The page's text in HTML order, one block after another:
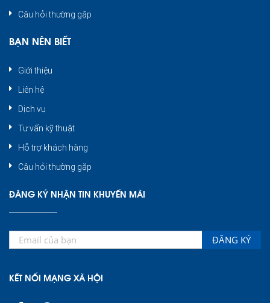
Câu hỏi thường gặp
BẠN NÊN BIẾT
Giới thiệu
Liên hệ
Dịch vụ
Tư vấn kỹ thuật
Hỗ trợ khách hàng
Câu hỏi thường gặp
ĐĂNG KÝ NHẬN TIN KHUYẾN MÃI
ĐĂNG KÝ
KẾT NỐI MẠNG XÃ HỘI